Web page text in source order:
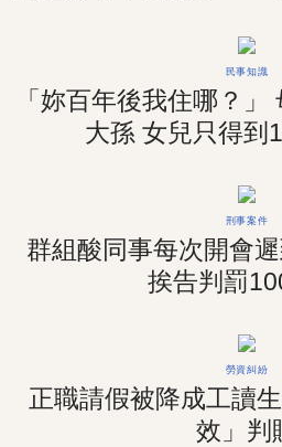
民事知識
「妳百年後我住哪？
大孫 女兒只得到
刑事案件
群組酸同事每次開會
挨告判罰
勞資糾紛
正職請假被降成工讀
效」判